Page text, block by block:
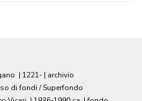
| 1221- | archivio
di fondi / Superfondo